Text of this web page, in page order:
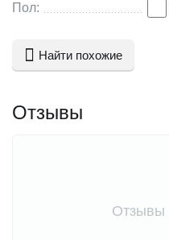
Пол:
Найти похожие
Отзывы
Отзывы